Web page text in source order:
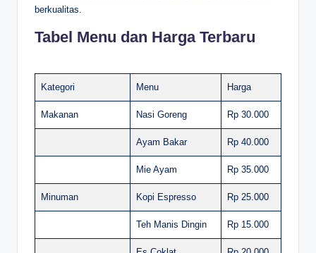
berkualitas.
Tabel Menu dan Harga Terbaru
Kategori Menu Harga
Makanan Nasi Goreng Rp 30.000
Ayam Bakar Rp 40.000
Mie Ayam Rp 35.000
Minuman Kopi Espresso Rp 25.000
Teh Manis Dingin Rp 15.000